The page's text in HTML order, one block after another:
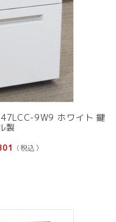
9W9 ホワイト 鍵
製
現
(税込）